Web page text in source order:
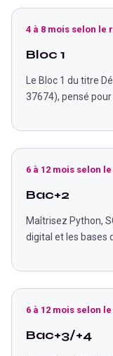
4 à 8 mois selon le
Bloc 1
Le Bloc 1 du titre
37674), pensé
6 à 12 mois selon
Bac+2
Maîtrisez Python,
digital et les bases
6 à 12 mois selon
Bac+3/+4